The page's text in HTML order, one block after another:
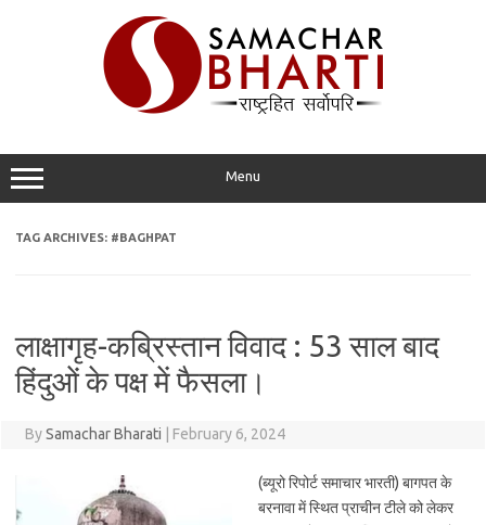
Menu
TAG ARCHIVES: #BAGHPAT
लाक्षागृह-कब्रिस्तान विवाद : 53 साल बाद
हिंदुओं के पक्ष में फैसला।
BySamachar Bharati February 6, 2024
(ब्यूरो रिपोर्ट समाचार भारती) बागपत के
बरनावा में स्थित प्राचीन टीले को लेकर